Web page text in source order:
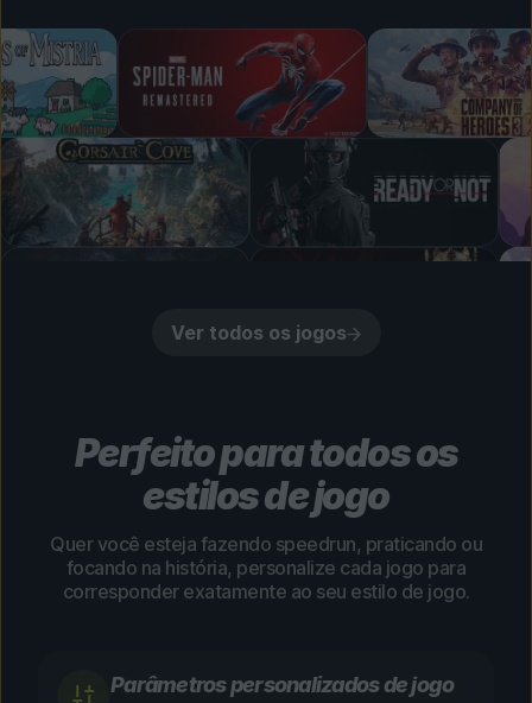
Ver todos os jogos
Perfeito para todos os
estilos de jogo
Quer você esteja fazendo speedrun, praticando ou
focando na história, personalize cada jogo para
corresponder exatamente ao seu estilo de jogo.
Parâmetros personalizados de jogo